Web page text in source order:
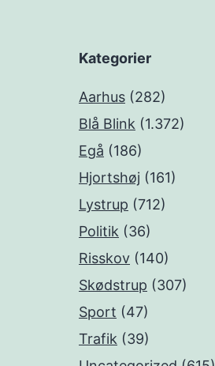
Kategorier
Aarhus (282)
Blå Blink (1.372)
Egå (186)
Hjortshøj (161)
Lystrup (712)
Politik (36)
Risskov (140)
Skødstrup (307)
Sport (47)
Trafik (39)